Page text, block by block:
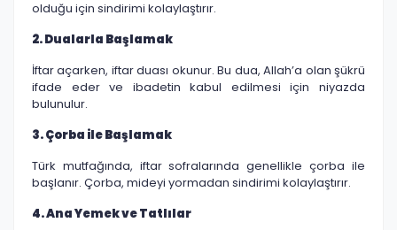
olduğu için sindirimi kolaylaştırır.
2. Dualarla Başlamak
İftar açarken, iftar duası okunur. Bu dua, Allah’a olan şükrü
ifade eder ve ibadetin kabul edilmesi için niyazda
bulunulur.
3. Çorba ile Başlamak
Türk mutfağında, iftar sofralarında genellikle çorba ile
başlanır. Çorba, mideyi yormadan sindirimi kolaylaştırır.
4. Ana Yemek ve Tatlılar